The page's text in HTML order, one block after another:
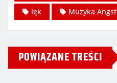
lęk
Muzyka Angst
POWIĄZANE TREŚCI